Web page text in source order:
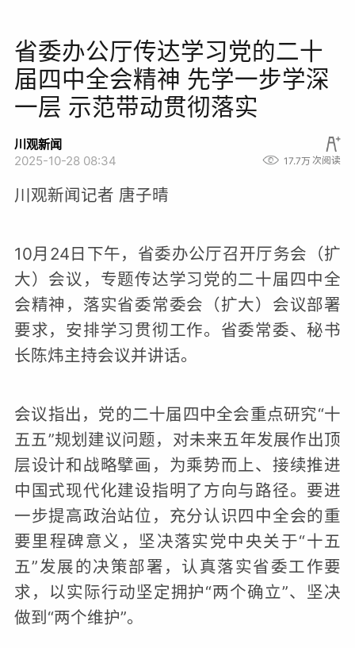
省委办公厅传达学习党的二十
届四中全会精神 先学一步学深
一层 示范带动贯彻落实
川观新闻
2025-10-28 08:34
17.7万 次阅读
川观新闻记者 唐子晴
10月24日下午，省委办公厅召开厅务会（扩
大）会议，专题传达学习党的二十届四中全
会精神，落实省委常委会（扩大）会议部署
要求，安排学习贯彻工作。省委常委、秘书
长陈炜主持会议并讲话。
会议指出，党的二十届四中全会重点研究“十
五五”规划建议问题，对未来五年发展作出顶
层设计和战略擘画，为乘势而上、接续推进
中国式现代化建设指明了方向与路径。要进
一步提高政治站位，充分认识四中全会的重
要里程碑意义，坚决落实党中央关于“十五
五”发展的决策部署，认真落实省委工作要
求，以实际行动坚定拥护“两个确立”、坚决
做到“两个维护”。